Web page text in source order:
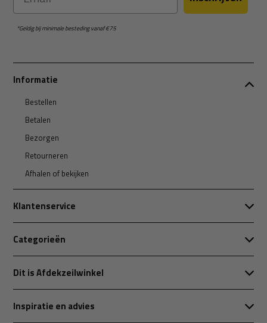
*Geldig bij minimale besteding vanaf €75
Informatie
Bestellen
Betalen
Bezorgen
Retourneren
Afhalen of bekijken
Klantenservice
Categorieën
Dit is Afdekzeilwinkel
Inspiratie en advies